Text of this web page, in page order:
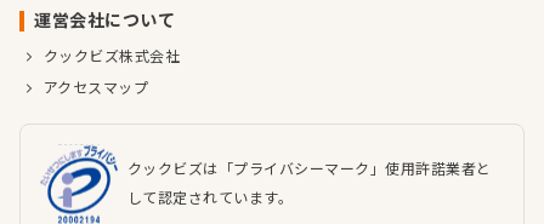
運営会社について
クックビズ株式会社
アクセスマップ
クックビズは「プライバシーマーク」使用許諾業者と
して認定されています。